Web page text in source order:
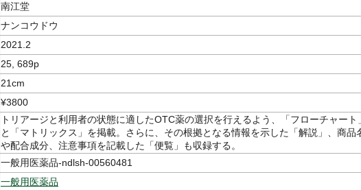
南江堂
ナンコウドウ
2021.2
25, 689p
21cm
¥3800
トリアージと利用者の状態に適したOTC薬の選択を行えるよう、「フローチャート
と「マトリックス」を掲載。さらに、その根拠となる情報を示した「解説」、商品
や配合成分、注意事項を記載した「便覧」も収録する。
一般用医薬品-ndlsh-00560481
一般用医薬品